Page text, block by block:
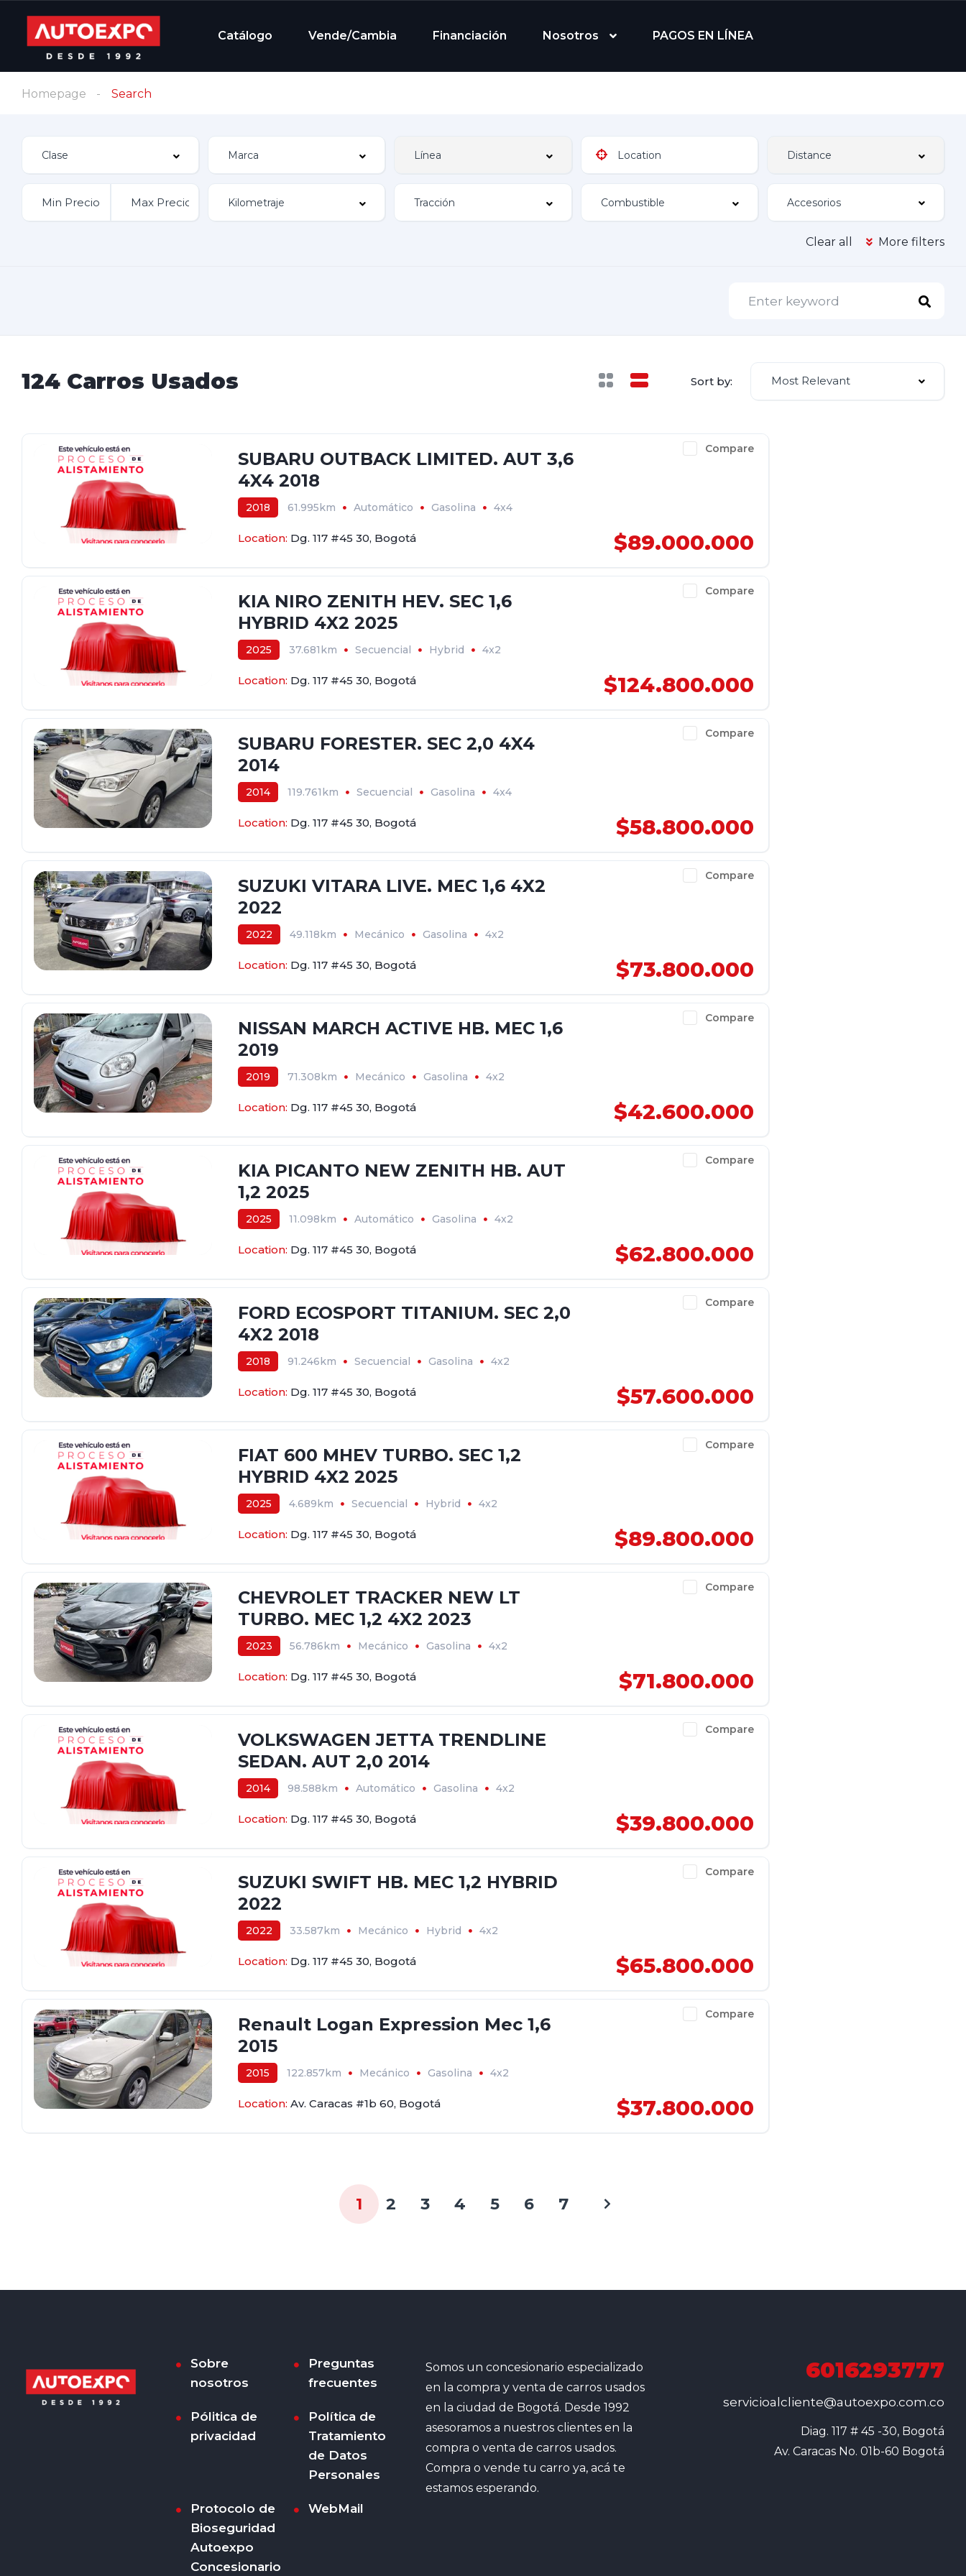
Catálogo Vende/Cambia Financiación Nosotros PAGOS EN LÍNEA
Homepage Search
Accesorios
Clear all More filters
124 Carros Usados Sort by: Most Relevant
Compare
SUBARU OUTBACK LIMITED. AUT 3,6
4X4 2018
2018 61.995km Automático Gasolina
4x4
Location: Dg. 117 #45 30, Bogotá $89.000.000
Compare
KIA NIRO ZENITH HEV. SEC 1,6
HYBRID 4X2 2025
2025 37.681km Secuencial Hybrid
4x2
Location: Dg. 117 #45 30, Bogotá $124.800.000
Compare
SUBARU FORESTER. SEC 2,0 4X4
2014
2014 119.761km Secuencial Gasolina
4x4
Location: Dg. 117 #45 30, Bogotá $58.800.000
Compare
SUZUKI VITARA LIVE. MEC 1,6 4X2
2022
2022 49.118km Mecánico Gasolina
4x2
Location: Dg. 117 #45 30, Bogotá $73.800.000
Compare
NISSAN MARCH ACTIVE HB. MEC 1,6
2019
2019 71.308km Mecánico Gasolina
4x2
Location: Dg. 117 #45 30, Bogotá $42.600.000
Compare
KIA PICANTO NEW ZENITH HB. AUT
1,2 2025
2025 11.098km Automático Gasolina
4x2
Location: Dg. 117 #45 30, Bogotá $62.800.000
Compare
FORD ECOSPORT TITANIUM. SEC 2,0
4X2 2018
2018 91.246km Secuencial Gasolina
4x2
Location: Dg. 117 #45 30, Bogotá $57.600.000
Compare
FIAT 600 MHEV TURBO. SEC 1,2
HYBRID 4X2 2025
2025 4.689km Secuencial Hybrid
4x2
Location: Dg. 117 #45 30, Bogotá $89.800.000
Compare
CHEVROLET TRACKER NEW LT
TURBO. MEC 1,2 4X2 2023
2023 56.786km Mecánico Gasolina
4x2
Location: Dg. 117 #45 30, Bogotá $71.800.000
Compare
VOLKSWAGEN JETTA TRENDLINE
SEDAN. AUT 2,0 2014
2014 98.588km Automático Gasolina
4x2
Location: Dg. 117 #45 30, Bogotá $39.800.000
Compare
SUZUKI SWIFT HB. MEC 1,2 HYBRID
2022
2022 33.587km Mecánico Hybrid
4x2
Location: Dg. 117 #45 30, Bogotá $65.800.000
Compare
Renault Logan Expression Mec 1,6
2015
2015 122.857km Mecánico Gasolina
4x2
Location: Av. Caracas #1b 60, Bogotá $37.800.000
1 2 3 4 5 6 7
Sobre
nosotros
Preguntas
frecuentes
Pólitica de
privacidad
Política de
Tratamiento
de Datos
Personales
Protocolo de
Bioseguridad
Autoexpo
Concesionario
WebMail
Somos un concesionario especializado
en la compra y venta de carros usados
en la ciudad de Bogotá. Desde 1992
asesoramos a nuestros clientes en la
compra o venta de carros usados.
Compra o vende tu carro ya, acá te
estamos esperando.
6016293777
servicioalcliente@autoexpo.com.co
Diag. 117 # 45 -30, Bogotá
Av. Caracas No. 01b-60 Bogotá